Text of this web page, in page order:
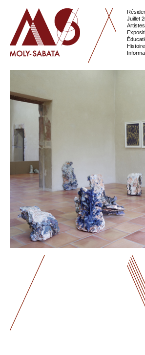
Juillet
Artistes
Histoire